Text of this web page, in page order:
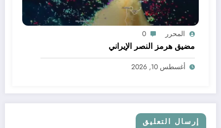
المحرر 0
مضيق هرمز النصر الإيراني
أغسطس 10, 2026
إرسال التعليق